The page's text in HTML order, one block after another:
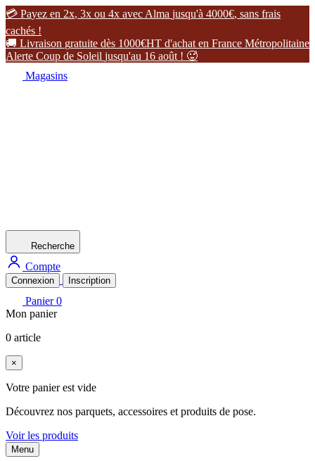
 Payez en 2x, 3x ou 4x avec Alma jusqu'à 4000€, sans frais
cachés !
 Livraison gratuite dès 1000€HT d'achat en France Métropolitaine
Alerte Coup de Soleil jusqu'au 16 août ! 
Magasins
Recherche
Compte
Connexion Inscription
Panier 0
Mon panier
0 article
×
Votre panier est vide
Découvrez nos parquets, accessoires et produits de pose.
Voir les produits
Menu